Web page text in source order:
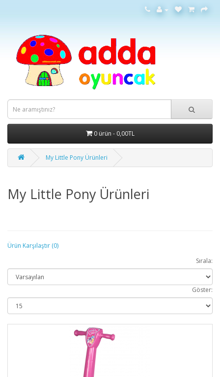
0 ürün - 0,00TL
My Little Pony Ürünleri
My Little Pony Ürünleri
Ürün Karşılaştır (0)
Sırala:
Göster: